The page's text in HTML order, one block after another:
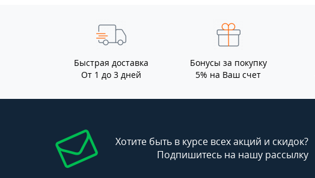
Быстрая доставка
От 1 до 3 дней
Бонусы за покупку
5% на Ваш счет
Хотите быть в курсе всех акций и скидок?
Подпишитесь на нашу рассылку